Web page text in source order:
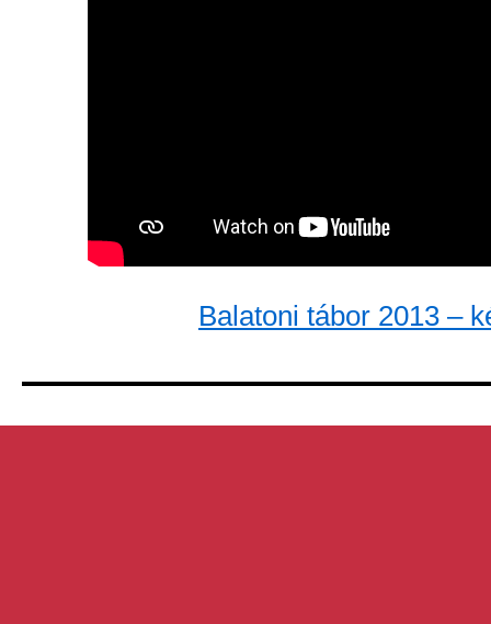
Balatoni tábor 2013 –